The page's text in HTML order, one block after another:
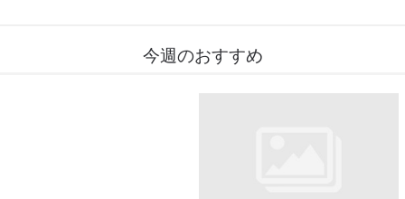
今週のおすすめ